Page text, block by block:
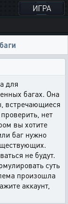
ИГРА
для
багах. Она
встречающиеся
нет
вы хотите
баг нужно
не будут.
суть
произошла
аккаунт,